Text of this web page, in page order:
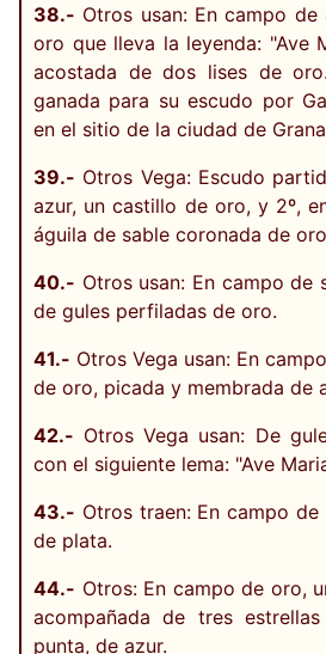
38.- Otros usan: En campo de
oro que lleva la leyenda: "Ave
acostada de dos lises de
ganada para su escudo por
en el sitio de la ciudad de
39.- Otros Vega: Escudo
azur, un castillo de oro, y 2º,
águila de sable coronada de
40.- Otros usan: En campo de
de gules perfiladas de oro.
41.- Otros Vega usan: En
de oro, picada y membrada de
42.- Otros Vega usan: De
con el siguiente lema: "Ave
43.- Otros traen: En campo
de plata.
44.- Otros: En campo de oro,
acompañada de tres
punta, de azur.